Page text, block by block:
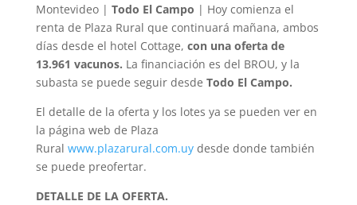
Montevideo | Todo El Campo | Hoy comienza el
renta de Plaza Rural que continuará mañana, ambos
días desde el hotel Cottage, con una oferta de
13.961 vacunos. La financiación es del BROU, y la
subasta se puede seguir desde Todo El Campo.
El detalle de la oferta y los lotes ya se pueden ver en
la página web de Plaza
Rural www.plazarural.com.uydesde donde también
se puede preofertar.
DETALLE DE LA OFERTA.